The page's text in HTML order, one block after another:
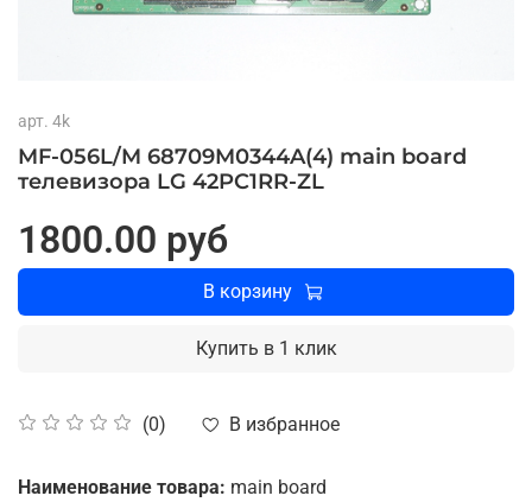
арт. 4k
MF-056L/M 68709M0344A(4) main board
телевизора LG 42PC1RR-ZL
(0) В избранное
1800.00 руб
В корзину
Купить в 1 клик
Наименование товара: main board